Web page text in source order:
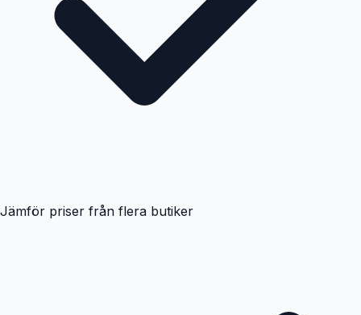
Jämför priser från flera butiker